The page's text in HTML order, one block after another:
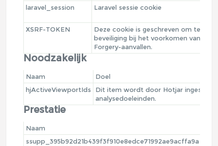
Noodzakelijk
laravel_session
Laravel sessie cookie
XSRF-TOKEN
Deze cookie is geschreven om te
beveiliging bij het voorkomen van
Forgery-aanvallen.
Prestatie
Naam
Doel
hjActiveViewportIds
Dit item wordt door Hotjar ingesteld
analysedoeleinden.
Naam
ssupp_395b92d21b439f3f910e8edce71992ae9acffa9a